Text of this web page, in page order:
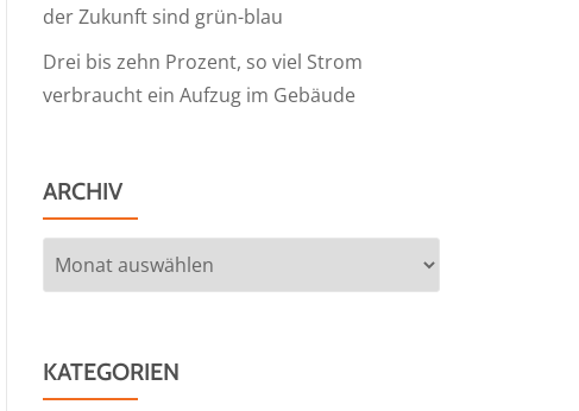
der Zukunft sind grün-blau
Drei bis zehn Prozent, so viel Strom
verbraucht ein Aufzug im Gebäude
ARCHIV
Archiv
KATEGORIEN